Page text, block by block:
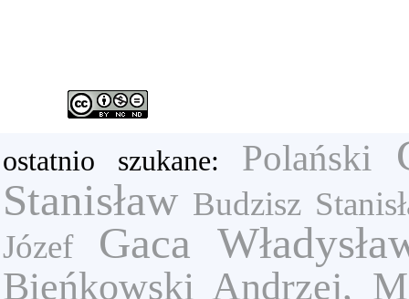
ostatnio szukane: Polański
Stanisław Budzisz
Józef
Gaca
Bieńkowski Andrzej,